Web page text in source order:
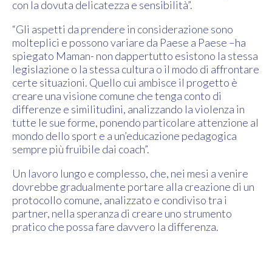
con la dovuta delicatezza e sensibilità”.
“Gli aspetti da prendere in considerazione sono
molteplici e possono variare da Paese a Paese –ha
spiegato Maman- non dappertutto esistono la stessa
legislazione o la stessa cultura o il modo di affrontare
certe situazioni. Quello cui ambisce il progetto è
creare una visione comune che tenga conto di
differenze e similitudini, analizzando la violenza in
tutte le sue forme, ponendo particolare attenzione al
mondo dello sport e a un’educazione pedagogica
sempre più fruibile dai coach”.
Un lavoro lungo e complesso, che, nei mesi a venire
dovrebbe gradualmente portare alla creazione di un
protocollo comune, analizzato e condiviso tra i
partner, nella speranza di creare uno strumento
pratico che possa fare davvero la differenza.